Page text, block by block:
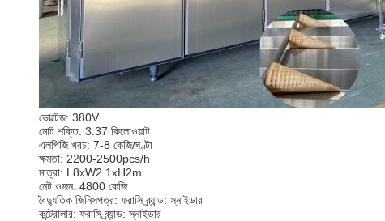
ভোল্টেজ: 380V
মোট শক্তি: 3.37 কিলোওয়াট
এলপিজি খরচ: 7-8 কেজি/ঘণ্টা
ক্ষমতা: 2200-2500pcs/h
মাত্রা: L8xW2.1xH2m
নেট ওজন: 4800 কেজি
বৈদ্যুতিক জিনিসপত্র: ফরাসি ব্র্যান্ড: স্নাইডার
কন্ট্রোলার: ফরাসি ব্র্যান্ড: স্নাইডার